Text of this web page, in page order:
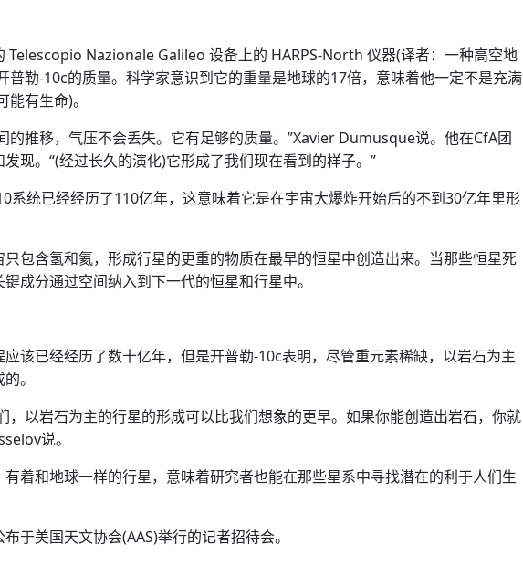
Telescopio Nazionale Galileo 设备上的 HARPS-North 仪器(译者：一种高空地
普勒-10c的质量。科学家意识到它的重量是地球的17倍，意味着他一定不是充满
有生命)。
的推移，气压不会丢失。它有足够的质量。”Xavier Dumusque说。他在CfA团
现。“(经过长久的演化)它形成了我们现在看到的样子。”
系统已经经历了110亿年，这意味着它是在宇宙大爆炸开始后的不到30亿年里形
包含氢和氦，形成行星的更重的物质在最早的恒星中创造出来。当那些恒星死
成分通过空间纳入到下一代的恒星和行星中。
该已经经历了数十亿年，但是开普勒-10c表明，尽管重元素稀缺，以岩石为主
。
，以岩石为主的行星的形成可以比我们想象的更早。如果你能创造出岩石，你就
说。
着和地球一样的行星，意味着研究者也能在那些星系中寻找潜在的利于人们生
于美国天文协会(AAS)举行的记者招待会。